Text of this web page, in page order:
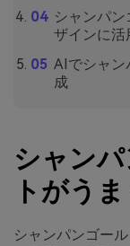
シャンパ
ザインに活
AIでシャン
成
シャン
トがう
シャンパンゴー